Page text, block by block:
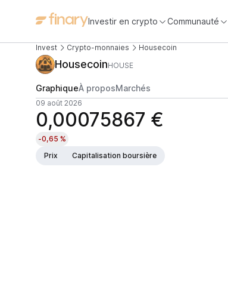
Investir en crypto Communauté
Invest Crypto-monnaies Housecoin
HousecoinHOUSE
GraphiqueÀ proposMarchés
09 août 2026
0,00075867 €
-0,65 %
Prix
Capitalisation boursière